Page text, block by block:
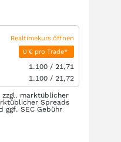
Realtimekurs öffnen
0 € pro Trade*
1.100 / 21,71
1.100 / 21,72
zzgl. marktüblicher
Spreads
ggf. SEC Gebühr